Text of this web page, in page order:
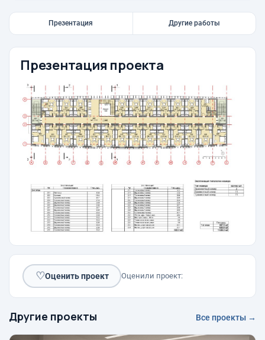
Презентация Другие работы
Презентация проекта
♡Оценить проект Оценили проект:
Другие проекты Все проекты →